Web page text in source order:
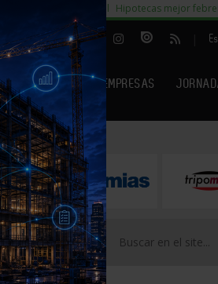
al alquiler temporal Hipotecas mejor
ARTÍCULOS EMPRESAS